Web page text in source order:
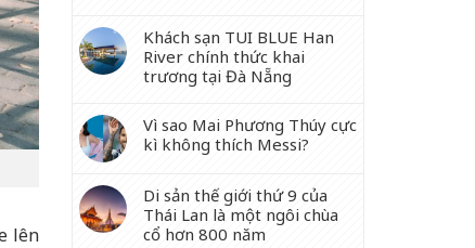
lên
Khách sạn TUI BLUE Han
River chính thức khai
trương tại Đà Nẵng
Vì sao Mai Phương Thúy cực
kì không thích Messi?
Di sản thế giới thứ 9 của
Thái Lan là một ngôi chùa
cổ hơn 800 năm